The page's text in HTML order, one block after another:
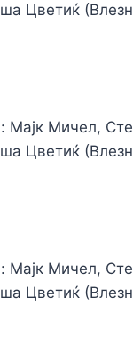
Цветиќ
Мајк Мичел,
Цветиќ
Мајк Мичел,
Цветиќ